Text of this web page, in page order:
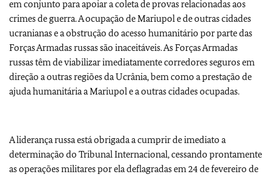
em conjunto para apoiar a coleta de provas relacionadas aos
crimes de guerra. A ocupação de Mariupol e de outras cidades
ucranianas e a obstrução do acesso humanitário por parte das
Forças Armadas russas são inaceitáveis. As Forças Armadas
russas têm de viabilizar imediatamente corredores seguros em
direção a outras regiões da Ucrânia, bem como a prestação de
ajuda humanitária a Mariupol e a outras cidades ocupadas.
A liderança russa está obrigada a cumprir de imediato a
determinação do Tribunal Internacional, cessando prontamente
as operações militares por ela deflagradas em 24 de fevereiro de